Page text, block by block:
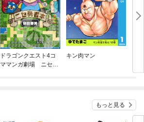
ドラゴンクエスト4コ
ママンガ劇場 ニセ勇
キン肉マン
もっと見る